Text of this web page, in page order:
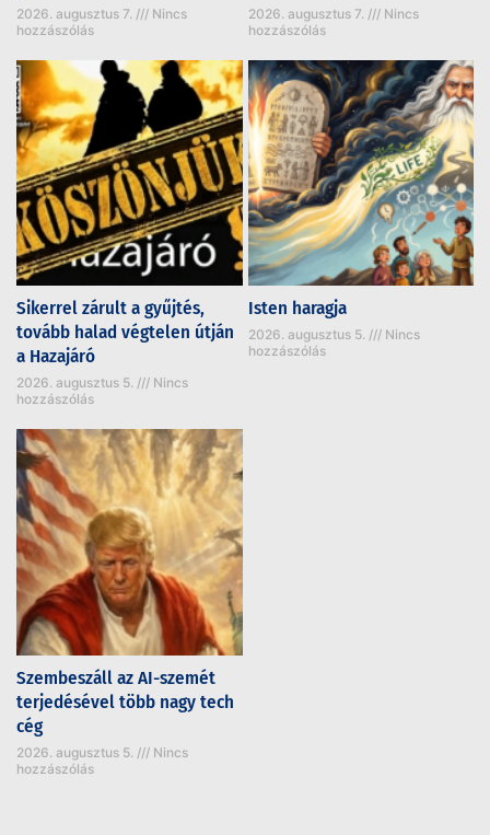
2026. augusztus 7.
Nincs
hozzászólás
2026. augusztus 7.
Nincs
hozzászólás
Sikerrel zárult a gyűjtés,
tovább halad végtelen útján
a Hazajáró
2026. augusztus 5.
Nincs
hozzászólás
Isten haragja
2026. augusztus 5.
Nincs
hozzászólás
Szembeszáll az AI-szemét
terjedésével több nagy tech
cég
2026. augusztus 5.
Nincs
hozzászólás